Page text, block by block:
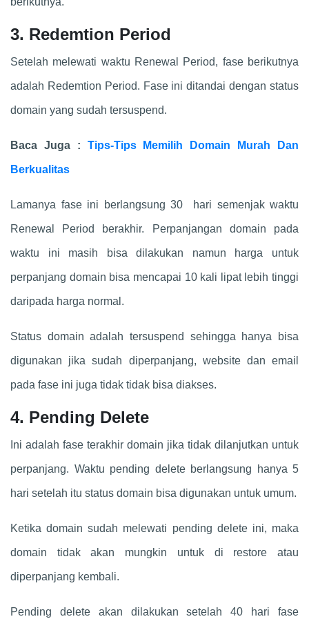
3. Redemtion Period
Setelah melewati waktu Renewal Period, fase berikutnya
adalah Redemtion Period. Fase ini ditandai dengan status
domain yang sudah tersuspend.
Baca Juga : Tips-Tips Memilih Domain Murah Dan
Berkualitas
Lamanya fase ini berlangsung 30 hari semenjak waktu
Renewal Period berakhir. Perpanjangan domain pada
waktu ini masih bisa dilakukan namun harga untuk
perpanjang domain bisa mencapai 10 kali lipat lebih tinggi
daripada harga normal.
Status domain adalah tersuspend sehingga hanya bisa
digunakan jika sudah diperpanjang, website dan email
pada fase ini juga tidak tidak bisa diakses.
4. Pending Delete
Ini adalah fase terakhir domain jika tidak dilanjutkan untuk
perpanjang. Waktu pending delete berlangsung hanya 5
hari setelah itu status domain bisa digunakan untuk umum.
Ketika domain sudah melewati pending delete ini, maka
domain tidak akan mungkin untuk di restore atau
diperpanjang kembali.
Pending delete akan dilakukan setelah 40 hari fase